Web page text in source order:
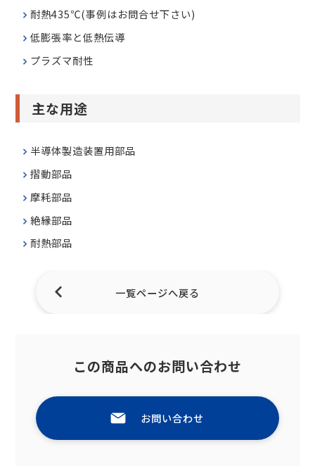
耐熱435℃(事例はお問合せ下さい)
低膨張率と低熱伝導
プラズマ耐性
主な用途
半導体製造装置用部品
摺動部品
摩耗部品
絶縁部品
耐熱部品
一覧ページへ戻る
この商品へのお問い合わせ
お問い合わせ